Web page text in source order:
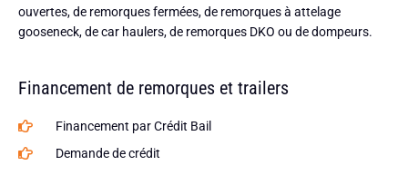
ouvertes, de remorques fermées, de remorques à attelage
gooseneck, de car haulers, de remorques DKO ou de dompeurs.
Financement de remorques et trailers
Financement par Crédit Bail
Demande de crédit